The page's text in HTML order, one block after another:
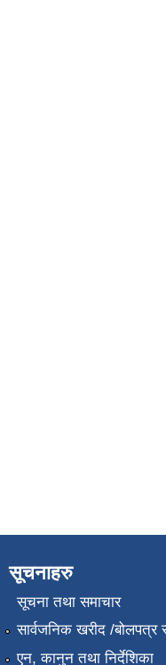
सूचनाहरु
सूचना तथा समाचार
सार्वजनिक खरीद /बोलपत्र
एन, कानुन तथा निर्देशिका